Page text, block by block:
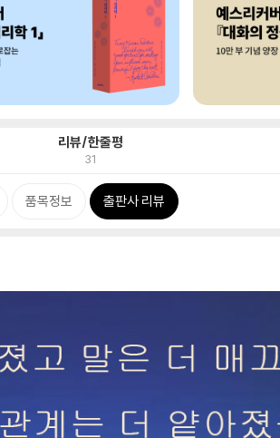
리뷰/한줄평
31
품목정보 출판사 리뷰